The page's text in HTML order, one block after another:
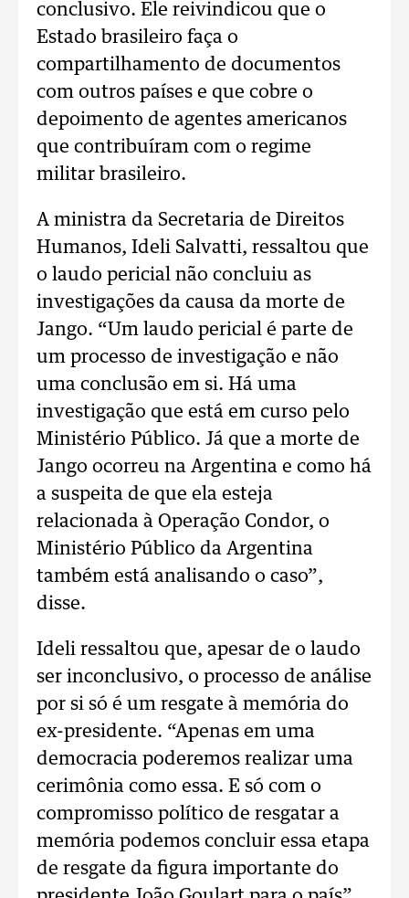
conclusivo. Ele reivindicou que o
Estado brasileiro faça o
compartilhamento de documentos
com outros países e que cobre o
depoimento de agentes americanos
que contribuíram com o regime
militar brasileiro.
A ministra da Secretaria de Direitos
Humanos, Ideli Salvatti, ressaltou que
o laudo pericial não concluiu as
investigações da causa da morte de
Jango. “Um laudo pericial é parte de
um processo de investigação e não
uma conclusão em si. Há uma
investigação que está em curso pelo
Ministério Público. Já que a morte de
Jango ocorreu na Argentina e como há
a suspeita de que ela esteja
relacionada à Operação Condor, o
Ministério Público da Argentina
também está analisando o caso”,
disse.
Ideli ressaltou que, apesar de o laudo
ser inconclusivo, o processo de análise
por si só é um resgate à memória do
ex-presidente. “Apenas em uma
democracia poderemos realizar uma
cerimônia como essa. E só com o
compromisso político de resgatar a
memória podemos concluir essa etapa
de resgate da figura importante do